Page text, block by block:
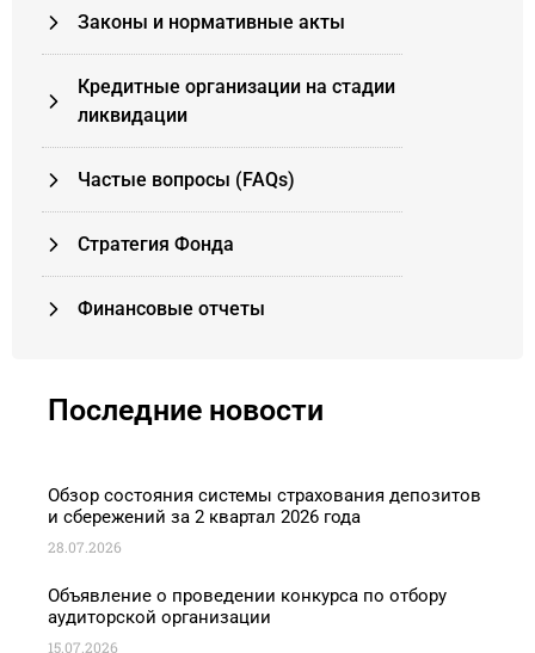
Законы и нормативные акты
Кредитные организации на стадии
ликвидации
Частые вопросы (FAQs)
Стратегия Фонда
Финансовые отчеты
Последние новости
Обзор состояния системы страхования депозитов
и сбережений за 2 квартал 2026 года
28.07.2026
Объявление о проведении конкурса по отбору
аудиторской организации
15.07.2026